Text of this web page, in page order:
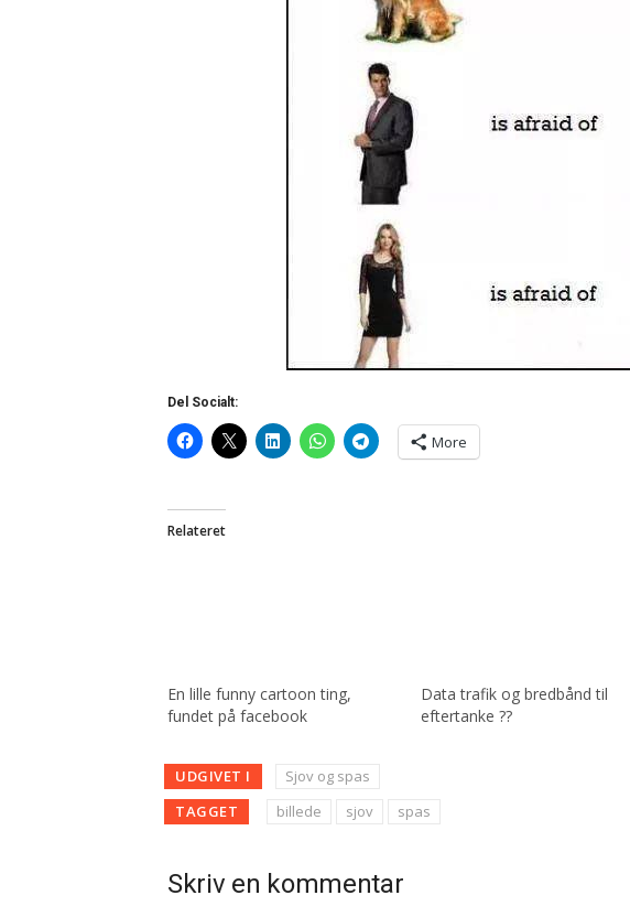
Del Socialt:
More
Relateret
En lille funny cartoon ting,
fundet på facebook
Data trafik og bredbånd til
eftertanke ??
UDGIVET I
Sjov og spas
TAGGET
billede sjov spas
Skriv en kommentar